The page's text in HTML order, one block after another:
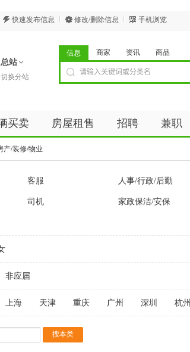
快速发布信息 修改/删除信息 手机浏览
总站
切换分站
信息 商家 资讯 商品
买卖 房屋租售 招聘 兼职
产/装修/物业
客服 人事/行政/后勤
司机 家政保洁/安保
非应届
上海 天津 重庆 广州 深圳 杭州